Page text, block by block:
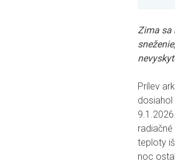
Zima sa
Prílev
dosiahol
teploty
noc